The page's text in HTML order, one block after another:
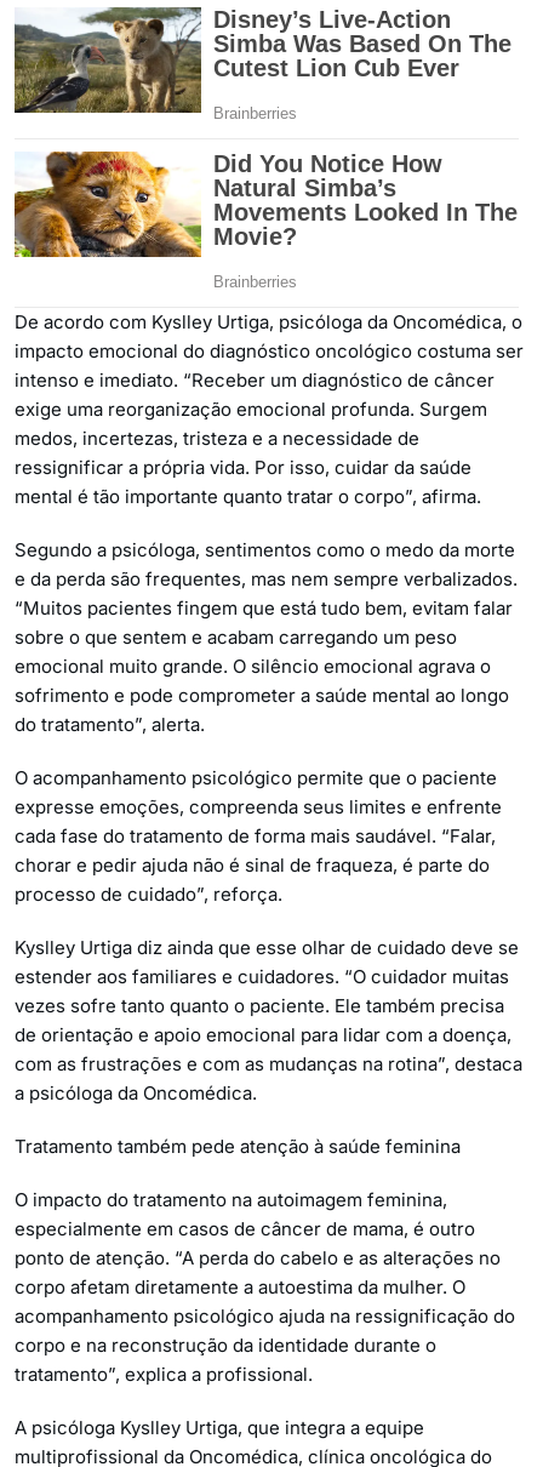
De acordo com Kyslley Urtiga, psicóloga da Oncomédica, o
impacto emocional do diagnóstico oncológico costuma ser
intenso e imediato. “Receber um diagnóstico de câncer
exige uma reorganização emocional profunda. Surgem
medos, incertezas, tristeza e a necessidade de
ressignificar a própria vida. Por isso, cuidar da saúde
mental é tão importante quanto tratar o corpo”, afirma.
Segundo a psicóloga, sentimentos como o medo da morte
e da perda são frequentes, mas nem sempre verbalizados.
“Muitos pacientes fingem que está tudo bem, evitam falar
sobre o que sentem e acabam carregando um peso
emocional muito grande. O silêncio emocional agrava o
sofrimento e pode comprometer a saúde mental ao longo
do tratamento”, alerta.
O acompanhamento psicológico permite que o paciente
expresse emoções, compreenda seus limites e enfrente
cada fase do tratamento de forma mais saudável. “Falar,
chorar e pedir ajuda não é sinal de fraqueza, é parte do
processo de cuidado”, reforça.
Kyslley Urtiga diz ainda que esse olhar de cuidado deve se
estender aos familiares e cuidadores. “O cuidador muitas
vezes sofre tanto quanto o paciente. Ele também precisa
de orientação e apoio emocional para lidar com a doença,
com as frustrações e com as mudanças na rotina”, destaca
a psicóloga da Oncomédica.
Tratamento também pede atenção à saúde feminina
O impacto do tratamento na autoimagem feminina,
especialmente em casos de câncer de mama, é outro
ponto de atenção. “A perda do cabelo e as alterações no
corpo afetam diretamente a autoestima da mulher. O
acompanhamento psicológico ajuda na ressignificação do
corpo e na reconstrução da identidade durante o
tratamento”, explica a profissional.
A psicóloga Kyslley Urtiga, que integra a equipe
multiprofissional da Oncomédica, clínica oncológica do